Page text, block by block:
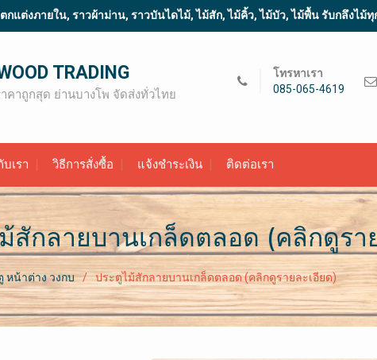
กแต่งภายใน, ราวผ้าม่าน, ราวบันไดไม้, ไม้สัก, ไม้คิ้ว, ไม้บัว, ไม้พื้น รับกลึงไ
TRADING
าถูกสุด ย่านบางโพ จัดส่งทั่วไทย
โทรหาเรา
085-065-4619
บเรา วิธีการสั่งซื้อ แจ้งชำระเงิน ติดต่อเรา
สักลายบานเกล็ดตลอด (คลิกดูรา
หน้าต่าง วงกบ ประตูไม้สักลายบานเกล็ดตลอด (คลิกดูรายละเอียด)